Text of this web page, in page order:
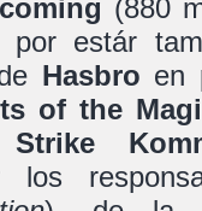
(880
estár
Hasbro en
of the
los